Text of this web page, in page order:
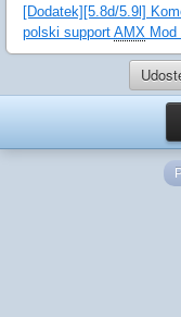
[Dodatek][5.8d/5.9l]
polski support AMX Mod